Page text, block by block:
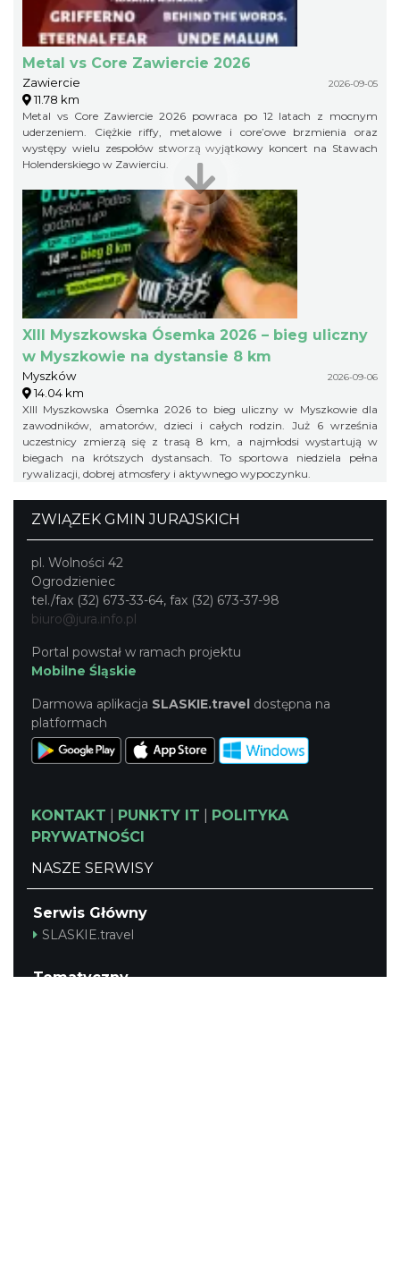
Metal vs Core Zawiercie 2026
Zawiercie 2026-09-05
11.78 km
Metal vs Core Zawiercie 2026 powraca po 12 latach z mocnym
uderzeniem. Ciężkie riffy, metalowe i core’owe brzmienia oraz
występy wielu zespołów stworzą wyjątkowy koncert na Stawach
Holenderskiego w Zawierciu.
XIII Myszkowska Ósemka 2026 – bieg uliczny
w Myszkowie na dystansie 8 km
Myszków 2026-09-06
14.04 km
XIII Myszkowska Ósemka 2026 to bieg uliczny w Myszkowie dla
zawodników, amatorów, dzieci i całych rodzin. Już 6 września
uczestnicy zmierzą się z trasą 8 km, a najmłodsi wystartują w
biegach na krótszych dystansach. To sportowa niedziela pełna
rywalizacji, dobrej atmosfery i aktywnego wypoczynku.
ZWIĄZEK GMIN JURAJSKICH
pl. Wolności 42
Ogrodzieniec
tel./fax (32) 673-33-64, fax (32) 673-37-98
biuro@jura.info.pl
Portal powstał w ramach projektu
Mobilne Śląskie
Darmowa aplikacja SLASKIE.travel dostępna na
platformach
KONTAKT PUNKTY IT
POLITYKA
PRYWATNOŚCI
NASZE SERWISY
Serwis Główny
SLASKIE.travel
Tematyczny